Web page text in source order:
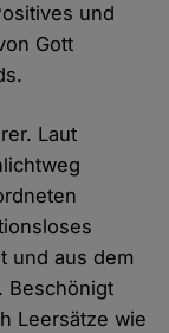
und
Gott
Laut
und aus dem
Beschönigt
Leersätze wie